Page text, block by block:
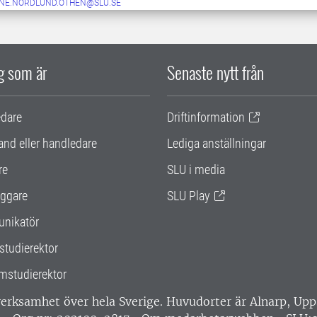
som är
eller handledare
Senaste nytt från
Driftinformation
Lediga anställningar
SLU i media
SLU Play
över hela Sverige. Huvudorter är Alnarp,